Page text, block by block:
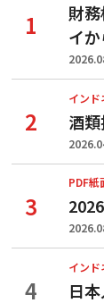
財
イ
インド
酒
PDF紙
インド
日